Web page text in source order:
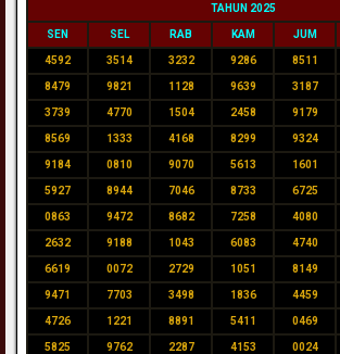
TAHUN 2025
SEN SEL RAB KAM JUM
4592 3514 3232 9286 8511
8479 9821 1128 9639 3187
3739 4770 1504 2458 9179
8569 1333 4168 8299 9324
9184 0810 9070 5613 1601
5927 8944 7046 8733 6725
0863 9472 8682 7258 4080
2632 9188 1043 6083 4740
6619 0072 2729 1051 8149
9471 7703 3498 1836 4459
4726 1221 8891 5411 0469
5825 9762 2287 4153 0024